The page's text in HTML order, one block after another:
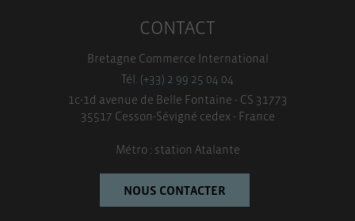
CONTACT
Bretagne Commerce International
Tél. (+33) 2 99 25 04 04
1c-1d avenue de Belle Fontaine - CS 31773
35517 Cesson-Sévigné cedex - France
Métro : station Atalante
NOUS CONTACTER